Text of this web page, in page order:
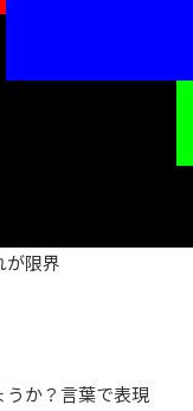
が限界
うか？言葉で表現